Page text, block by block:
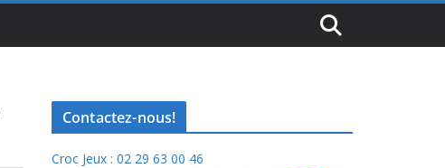
Contactez-nous!
Croc Jeux : 02 29 63 00 46